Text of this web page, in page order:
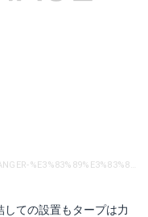
ての設置もタープは力